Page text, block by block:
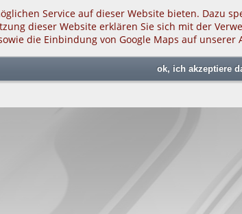
Service auf dieser Website bieten. Dazu
dieser Website erklären Sie sich mit der
die Einbindung von Google Maps auf